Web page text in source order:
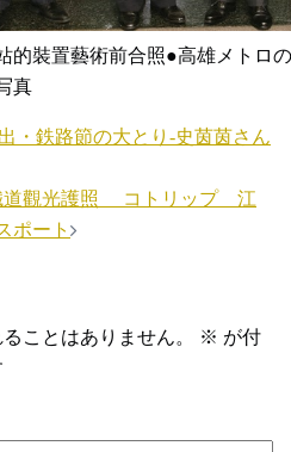
的裝置藝術前合照●高雄メトロ
真
・鉄路節の大とり-史茵茵さん
道觀光護照 コトリップ 江
ポート
ことはありません。 ※ が付